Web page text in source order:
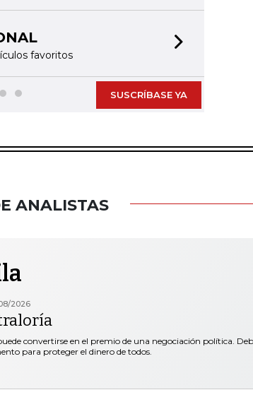
favoritos
SUSCRÍBASE YA
ANALISTAS
2026
convertirse en el premio de una negociación política.
para proteger el dinero de todos.